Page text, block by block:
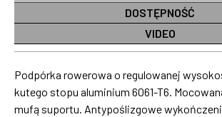
DOSTĘPNOŚĆ
VIDEO
Podpórka rowerowa o regulowanej
kutego stopu aluminium 6061-T6.
mufą suportu. Antypoślizgowe